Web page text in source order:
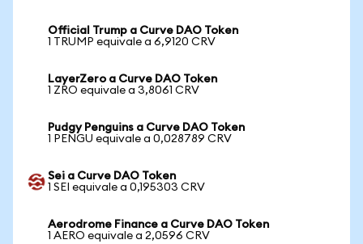
Official Trump a Curve DAO Token
1 TRUMP equivale a 6,9120 CRV
LayerZero a Curve DAO Token
1 ZRO equivale a 3,8061 CRV
Pudgy Penguins a Curve DAO Token
1 PENGU equivale a 0,028789 CRV
Sei a Curve DAO Token
1 SEI equivale a 0,195303 CRV
Aerodrome Finance a Curve DAO Token
1 AERO equivale a 2,0596 CRV